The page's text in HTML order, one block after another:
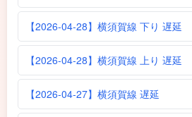
【2026-04-28】横須賀線 下り 遅延
【2026-04-28】横須賀線 上り 遅延
【2026-04-27】横須賀線 遅延